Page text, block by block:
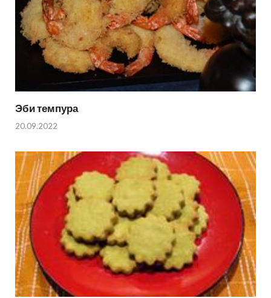
Эби темпура
20.09.2022